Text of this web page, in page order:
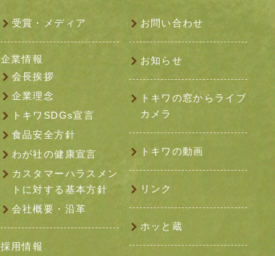
受賞・メディア
企業情報
会長挨拶
企業理念
トキワSDGs宣言
食品安全方針
わが社の健康宣言
カスタマーハラスメン
トに対する基本方針
会社概要・沿革
採用情報
お問い合わせ
お知らせ
トキワの窓からライブ
カメラ
トキワの動画
リンク
ホッと蔵